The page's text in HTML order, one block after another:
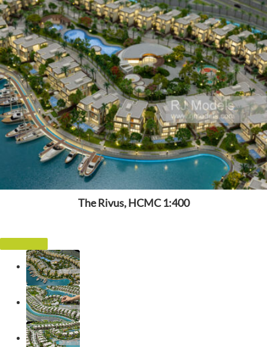
The Rivus, HCMC 1:400